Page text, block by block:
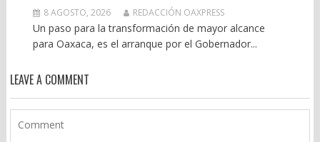
8 AGOSTO, 2026 REDACCIÓN OAXPRESS
Un paso para la transformación de mayor alcance
para Oaxaca, es el arranque por el Gobernador...
LEAVE A COMMENT